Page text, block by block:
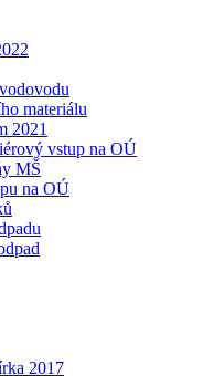
materiálu
2021
vstup na OÚ
MŠ
na OÚ
2017